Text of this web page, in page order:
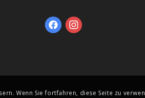
facebookinstagram
Wenn Sie fortfahren, diese Seite zu